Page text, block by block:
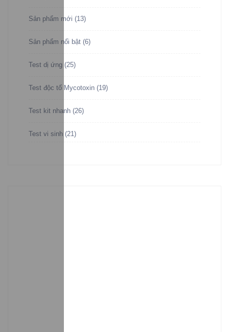
Sản phẩm mới (13)
Sản phẩm nổi bật (6)
Test dị ứng (25)
Test độc tố Mycotoxin (19)
Test kit nhanh (26)
Test vi sinh (21)